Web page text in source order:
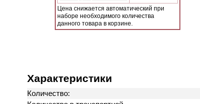
Цена снижается автоматический при
наборе необходимого количества
данного товара в корзине.
Характеристики
Количество: